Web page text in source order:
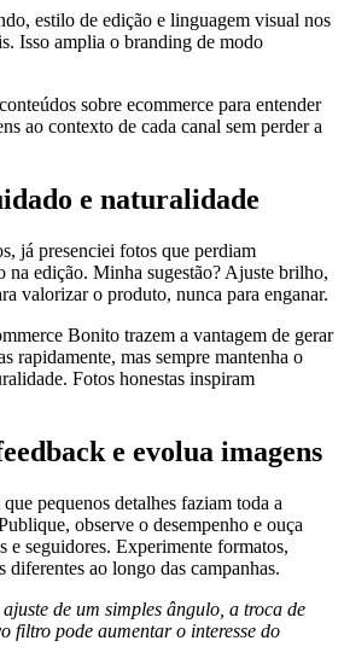
estilo de edição e linguagem visual nos
Isso amplia o branding de modo
sobre ecommerce para entender
ao contexto de cada canal sem perder a
e naturalidade
já presenciei fotos que perdiam
na edição. Minha sugestão? Ajuste brilho,
valorizar o produto, nunca para enganar.
Bonito trazem a vantagem de gerar
rapidamente, mas sempre mantenha o
Fotos honestas inspiram
e evolua imagens
pequenos detalhes faziam toda a
observe o desempenho e ouça
e seguidores. Experimente formatos,
diferentes ao longo das campanhas.
de um simples ângulo, a troca de
filtro pode aumentar o interesse do